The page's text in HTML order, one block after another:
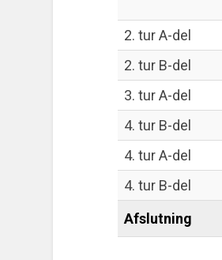
2. tur A-del
2. tur B-del
3. tur A-del
4. tur B-del
4. tur A-del
4. tur B-del
Afslutning